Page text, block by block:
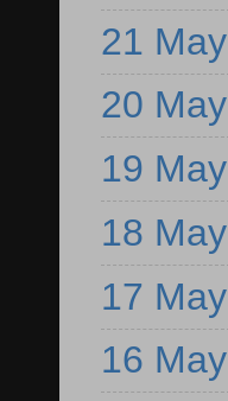
21 May
20 May
19 May
18 May
17 May
16 May